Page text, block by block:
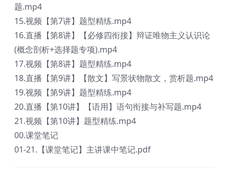
题.mp4
15.视频【第7讲】题型精练.mp4
16.直播【第8讲】【必修四衔接】辩证唯物主义认识论
(概念剖析+选择题专项).mp4
17.视频【第8讲】题型精练.mp4
18.直播【第9讲】【散文】写景状物散文，赏析题.mp4
19.视频【第9讲】题型精练.mp4
20.直播【第10讲】【语用】语句衔接与补写题.mp4
21.视频【第10讲】题型精练.mp4
00.课堂笔记
01-21.【课堂笔记】主讲课中笔记.pdf